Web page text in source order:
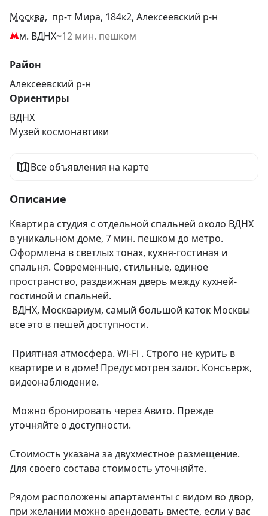
Москва, пр-т Мира, 184к2, Алексеевский р-н
м. ВДНХ~12 мин. пешком
Район
Алексеевский р-н
Ориентиры
ВДНХ
Музей космонавтики
Все объявления на карте
Описание
Квартира студия с отдельной спальней около ВДНХ
в уникальном доме, 7 мин. пешком до метро.
Оформлена в светлых тонах, кухня-гостиная и
спальня. Современные, стильные, единое
пространство, раздвижная дверь между кухней-
гостиной и спальней.
все это в пешей доступности.
квартире и в доме! Предусмотрен залог. Консъерж,
видеонаблюдение.
уточняйте о доступности.
Стоимость указана за двухместное размещение.
Для своего состава стоимость уточняйте.
Рядом расположены апартаменты с видом во двор,
при желании можно арендовать вместе, если у вас